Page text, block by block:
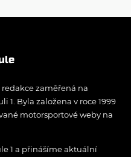
zaměřená na
1. Byla založena v roce 1999
motorsportové weby na
1 a přinášíme aktuální